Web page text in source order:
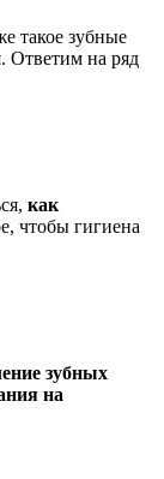
такое зубные
Ответим на ряд
как
чтобы гигиена
зубных
на